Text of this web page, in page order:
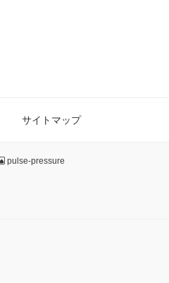
サイトマップ
pulse-pressure